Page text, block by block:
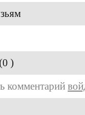
)
комментарий